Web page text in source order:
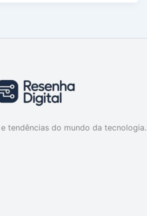
tendências do mundo da tecnologia.